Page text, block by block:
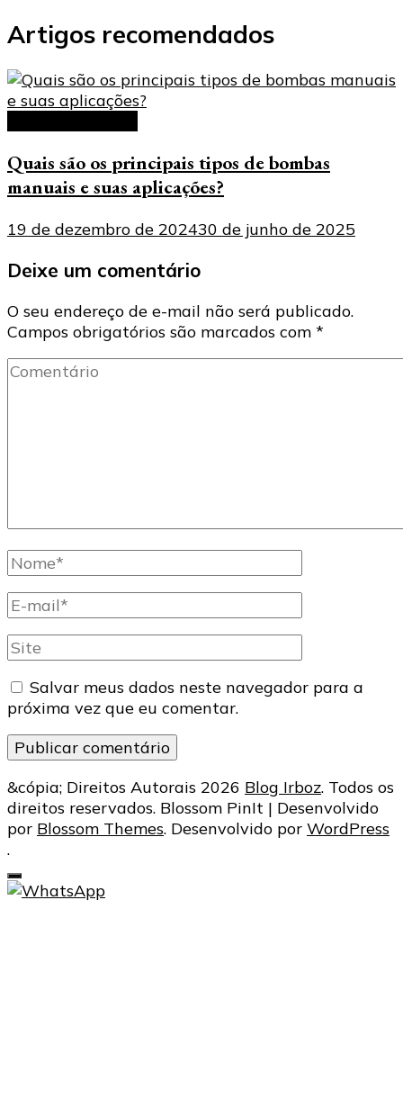
Artigos recomendados
Quais são os principais tipos de bombas
manuais e suas aplicações?
19 de dezembro de 202430 de junho de 2025
Deixe um comentário
O seu endereço de e-mail não será publicado.
Campos obrigatórios são marcados com *
Comentário
Nome
completo
E-
mail
Site
Salvar meus dados neste navegador para a
próxima vez que eu comentar.
&cópia; Direitos Autorais 2026 Blog Irboz. Todos os
direitos reservados. Blossom PinIt | Desenvolvido
por Blossom Themes. Desenvolvido por WordPress
.